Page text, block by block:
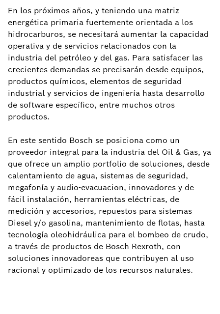
En los próximos años, y teniendo una matriz
energética primaria fuertemente orientada a los
hidrocarburos, se necesitará aumentar la capacidad
operativa y de servicios relacionados con la
industria del petróleo y del gas. Para satisfacer las
crecientes demandas se precisarán desde equipos,
productos químicos, elementos de seguridad
industrial y servicios de ingeniería hasta desarrollo
de software específico, entre muchos otros
productos.
En este sentido Bosch se posiciona como un
proveedor integral para la industria del Oil & Gas, ya
que ofrece un amplio portfolio de soluciones, desde
calentamiento de agua, sistemas de seguridad,
megafonía y audio-evacuacion, innovadores y de
fácil instalación, herramientas eléctricas, de
medición y accesorios, repuestos para sistemas
Diesel y/o gasolina, mantenimiento de flotas, hasta
tecnología oleohidráulica para el bombeo de crudo,
a través de productos de Bosch Rexroth, con
soluciones innovadoreas que contribuyen al uso
racional y optimizado de los recursos naturales.